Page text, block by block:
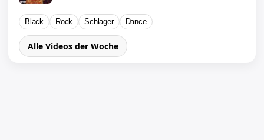
Black Rock Schlager Dance
Alle Videos der Woche